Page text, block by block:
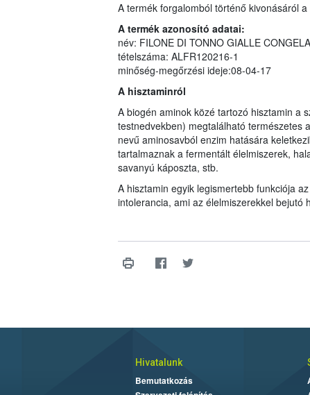
A termék forgalomból történő kivonásáról
A termék azonosító adatai:
név: FILONE DI TONNO GIALLE
tételszáma: ALFR120216-1
minőség-megőrzési ideje:08-04-17
A hisztaminról
A biogén aminok közé tartozó hisztamin a
testnedvekben) megtalálható természetes
nevű aminosavból enzim hatására
tartalmaznak a fermentált élelmiszerek,
savanyú káposzta, stb.
A hisztamin egyik legismertebb funkciója
intolerancia, ami az élelmiszerekkel bejutó
Hivatalunk
Bemutatkozás